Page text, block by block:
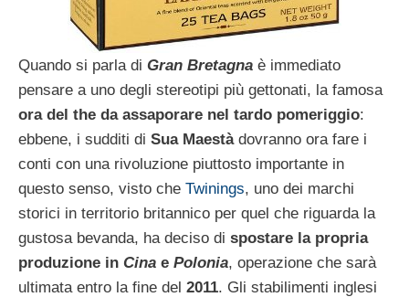
Quando si parla di Gran Bretagna è immediato
pensare a uno degli stereotipi più gettonati, la famosa
ora del the da assaporare nel tardo pomeriggio:
ebbene, i sudditi di Sua Maestàdovranno ora fare i
conti con una rivoluzione piuttosto importante in
questo senso, visto che Twinings, uno dei marchi
storici in territorio britannico per quel che riguarda la
gustosa bevanda, ha deciso di spostare la propria
produzione in Cina e Polonia, operazione che sarà
ultimata entro la fine del 2011. Gli stabilimenti inglesi